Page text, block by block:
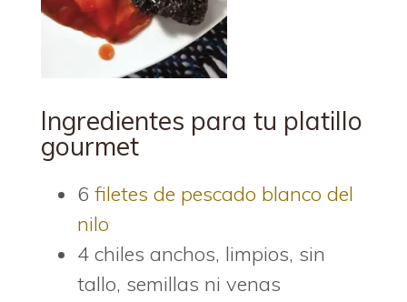
Ingredientes para tu platillo
gourmet
6 filetes de pescado blanco del
nilo
4 chiles anchos, limpios, sin
tallo, semillas ni venas